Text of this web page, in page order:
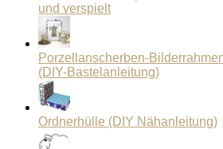
und verspielt
Porzellanscherben-
(DIY-Bastelanleitung)
Ordnerhülle (DIY Nähanleitung)